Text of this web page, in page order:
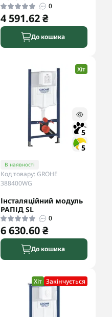
0
4 591.62 ₴
До кошика
Хіт
5
5
В наявності
Код товару: GROHE
388400WG
Інсталяційний модуль
РАПІД SL
0
6 630.60 ₴
До кошика
Хіт Закінчується